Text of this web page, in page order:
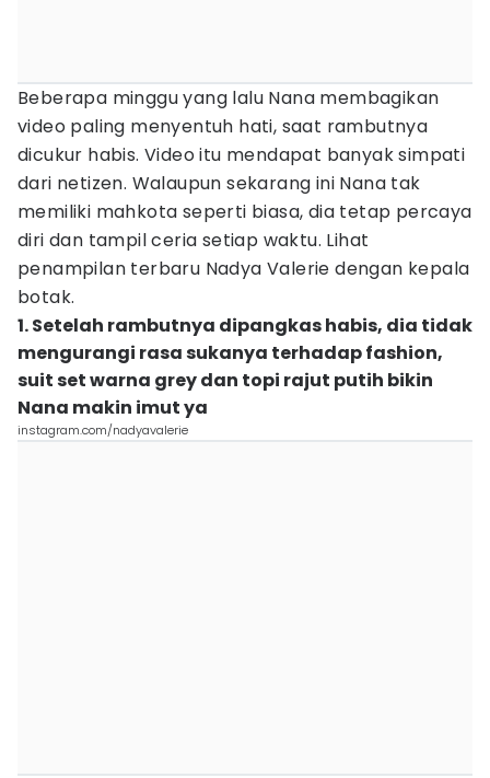
Beberapa minggu yang lalu Nana membagikan
video paling menyentuh hati, saat rambutnya
dicukur habis. Video itu mendapat banyak simpati
dari netizen. Walaupun sekarang ini Nana tak
memiliki mahkota seperti biasa, dia tetap percaya
diri dan tampil ceria setiap waktu. Lihat
penampilan terbaru Nadya Valerie dengan kepala
botak.
1. Setelah rambutnya dipangkas habis, dia tidak
mengurangi rasa sukanya terhadap fashion,
suit set warna grey dan topi rajut putih bikin
Nana makin imut ya
instagram.com/nadyavalerie